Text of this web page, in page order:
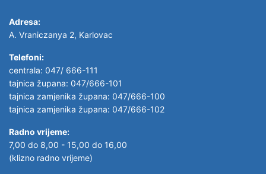
Adresa:
A. Vraniczanya 2, Karlovac
Telefoni:
centrala: 047/ 666-111
tajnica župana: 047/666-101
tajnica zamjenika župana: 047/666-100
tajnica zamjenika župana: 047/666-102
Radno vrijeme:
7,00 do 8,00 - 15,00 do 16,00
(klizno radno vrijeme)